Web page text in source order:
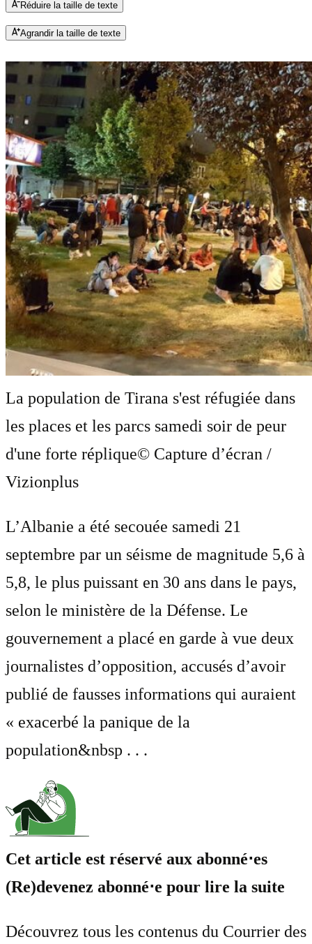
Réduire la taille de texte
Agrandir la taille de texte
La population de Tirana s'est réfugiée dans
les places et les parcs samedi soir de peur
d'une forte réplique© Capture d’écran /
Vizionplus
L’Albanie a été secouée samedi 21
septembre par un séisme de magnitude 5,6 à
5,8, le plus puissant en 30 ans dans le pays,
selon le ministère de la Défense. Le
gouvernement a placé en garde à vue deux
journalistes d’opposition, accusés d’avoir
publié de fausses informations qui auraient
« exacerbé la panique de la
population&nbsp . . .
Cet article est réservé aux abonné⋅es
(Re)devenez abonné⋅e pour lire la suite
Découvrez tous les contenus du Courrier des